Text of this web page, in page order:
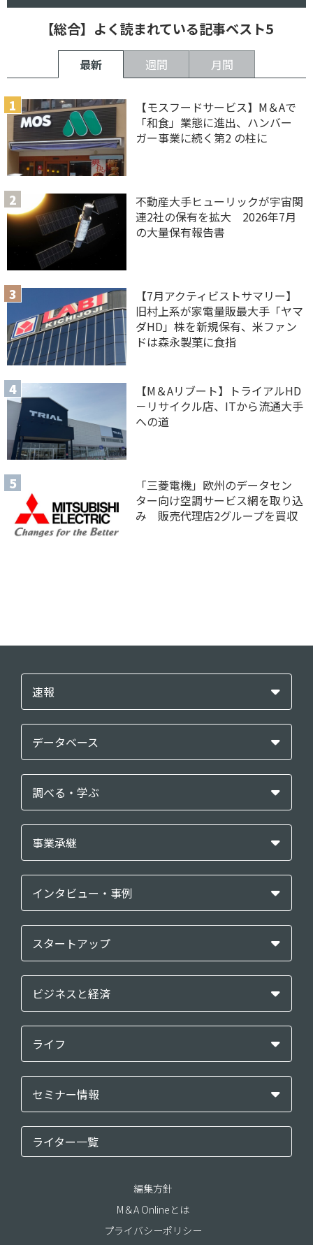
【総合】よく読まれている記事ベスト5
最新 週間 月間
【モスフードサービス】M＆Aで
「和食」業態に進出、ハンバー
ガー事業に続く第2 の柱に
不動産大手ヒューリックが宇宙関
連2社の保有を拡大 2026年7月
の大量保有報告書
【7月アクティビストサマリー】
旧村上系が家電量販最大手「ヤマ
ダHD」株を新規保有、米ファン
ドは森永製菓に食指
【M＆Aリブート】トライアルHD
－リサイクル店、ITから流通大手
への道
「三菱電機」欧州のデータセン
ター向け空調サービス網を取り込
み 販売代理店2グループを買収
速報
データベース
調べる・学ぶ
事業承継
インタビュー・事例
スタートアップ
ビジネスと経済
ライフ
セミナー情報
ライター一覧
編集方針
M＆A Onlineとは
プライバシーポリシー